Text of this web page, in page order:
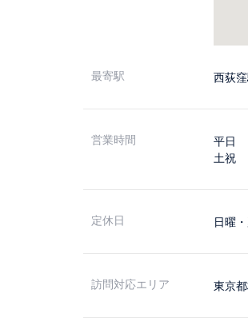
最寄駅 西荻
営業時間
平日
土祝
定休日 日曜
訪問対応エリア 東京